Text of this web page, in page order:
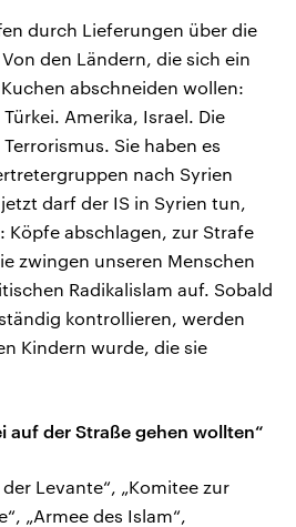
durch Lieferungen über die
den Ländern, die sich ein
abschneiden wollen:
Amerika, Israel. Die
Sie haben es
nach Syrien
darf der IS in Syrien tun,
Köpfe abschlagen, zur Strafe
zwingen unseren Menschen
Radikalislam auf. Sobald
kontrollieren, werden
Kindern wurde, die sie
auf der Straße gehen wollten“
Levante“, „Komitee zur
„Armee des Islam“,